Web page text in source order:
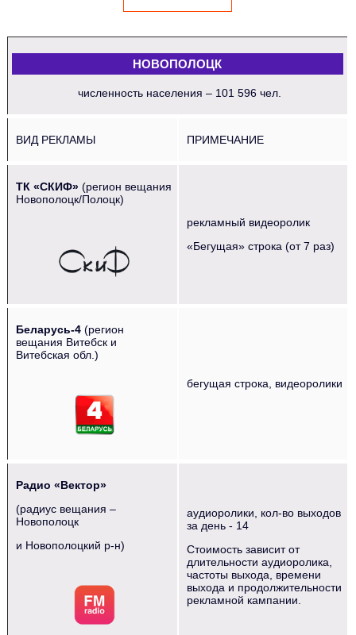
НОВОПОЛОЦК
численность населения – 101 596 чел.
ВИД РЕКЛАМЫ ПРИМЕЧАНИЕ
ТК «СКИФ»(регион вещания
Новополоцк/Полоцк)
рекламный видеоролик
«Бегущая» строка (от 7 раз)
Беларусь-4(регион
вещания Витебск и
Витебская обл.)
бегущая строка, видеоролики
Радио «Вектор»
(радиус вещания –
Новополоцк
и Новополоцкий р-н)
аудиоролики, кол-во выходов
за день - 14
Стоимость зависит от
длительности аудиоролика,
частоты выхода, времени
выхода и продолжительности
рекламной кампании.